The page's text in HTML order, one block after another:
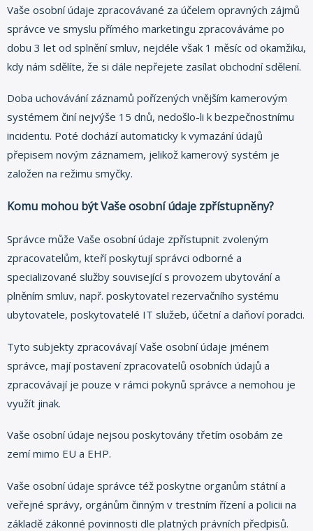
Vaše osobní údaje zpracovávané za účelem opravných zájmů
správce ve smyslu přímého marketingu zpracováváme po
dobu 3 let od splnění smluv, nejdéle však 1 měsíc od okamžiku,
kdy nám sdělíte, že si dále nepřejete zasílat obchodní sdělení.
Doba uchovávání záznamů pořízených vnějším kamerovým
systémem činí nejvýše 15 dnů, nedošlo-li k bezpečnostnímu
incidentu. Poté dochází automaticky k vymazání údajů
přepisem novým záznamem, jelikož kamerový systém je
založen na režimu smyčky.
Komu mohou být Vaše osobní údaje zpřístupněny?
Správce může Vaše osobní údaje zpřístupnit zvoleným
zpracovatelům, kteří poskytují správci odborné a
specializované služby související s provozem ubytování a
plněním smluv, např. poskytovatel rezervačního systému
ubytovatele, poskytovatelé IT služeb, účetní a daňoví poradci.
Tyto subjekty zpracovávají Vaše osobní údaje jménem
správce, mají postavení zpracovatelů osobních údajů a
zpracovávají je pouze v rámci pokynů správce a nemohou je
využít jinak.
Vaše osobní údaje nejsou poskytovány třetím osobám ze
zemí mimo EU a EHP.
Vaše osobní údaje správce též poskytne organům státní a
veřejné správy, orgánům činným v trestním řízení a policii na
základě zákonné povinnosti dle platných právních předpisů.